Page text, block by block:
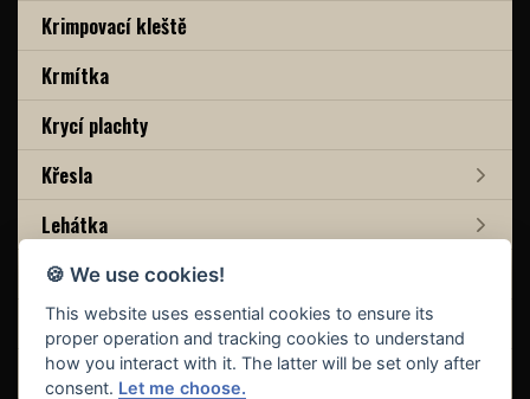
Krimpovací kleště
Krmítka
Krycí plachty
Křesla
Lehátka
Lopatky, cobry, praky
Markery
Method mixy
🍪 We use cookies!
This website uses essential cookies to ensure its
proper operation and tracking cookies to understand
how you interact with it. The latter will be set only after
consent. Let me choose.